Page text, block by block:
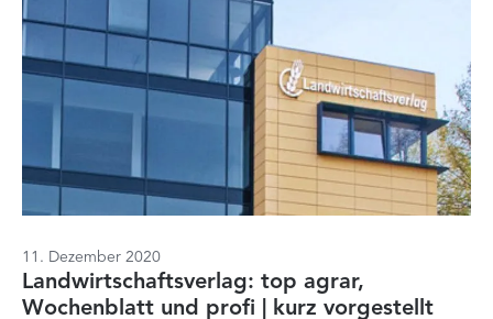
11. Dezember 2020
Landwirtschaftsverlag: top agrar,
Wochenblatt und profi | kurz vorgestellt